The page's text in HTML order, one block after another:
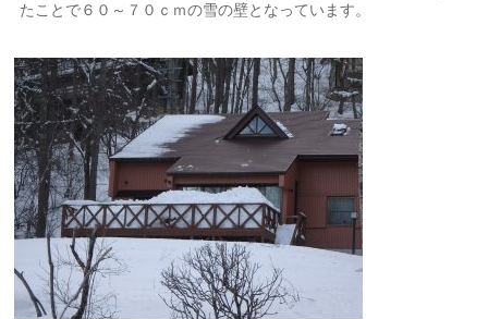
たことで６０～７０ｃｍの雪の壁となっています。